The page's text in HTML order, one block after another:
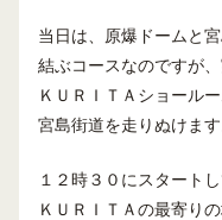
当日は、原爆ドームと
結ぶコースなのですが
ＫＵＲＩＴＡショール
宮島街道を走りぬけます
１２時３０にスタート
ＫＵＲＩＴＡの最寄りの